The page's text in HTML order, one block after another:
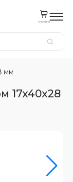
корзина
мм
17x40x28